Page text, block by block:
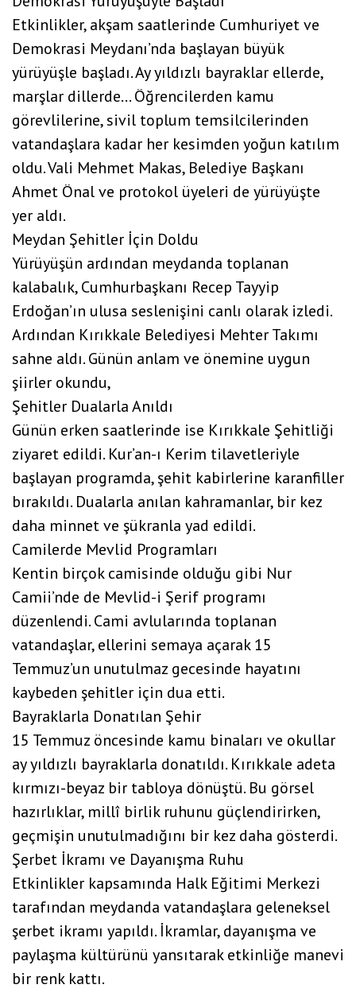
Etkinlikler, akşam saatlerinde Cumhuriyet ve
Demokrasi Meydanı’nda başlayan büyük
yürüyüşle başladı. Ay yıldızlı bayraklar ellerde,
marşlar dillerde... Öğrencilerden kamu
görevlilerine, sivil toplum temsilcilerinden
vatandaşlara kadar her kesimden yoğun katılım
oldu. Vali Mehmet Makas, Belediye Başkanı
Ahmet Önal ve protokol üyeleri de yürüyüşte
yer aldı.
Meydan Şehitler İçin Doldu
Yürüyüşün ardından meydanda toplanan
kalabalık, Cumhurbaşkanı Recep Tayyip
Erdoğan’ın ulusa seslenişini canlı olarak izledi.
Ardından Kırıkkale Belediyesi Mehter Takımı
sahne aldı. Günün anlam ve önemine uygun
şiirler okundu,
Şehitler Dualarla Anıldı
Günün erken saatlerinde ise Kırıkkale Şehitliği
ziyaret edildi. Kur’an-ı Kerim tilavetleriyle
başlayan programda, şehit kabirlerine karanfiller
bırakıldı. Dualarla anılan kahramanlar, bir kez
daha minnet ve şükranla yad edildi.
Camilerde Mevlid Programları
Kentin birçok camisinde olduğu gibi Nur
Camii’nde de Mevlid-i Şerif programı
düzenlendi. Cami avlularında toplanan
vatandaşlar, ellerini semaya açarak 15
Temmuz’un unutulmaz gecesinde hayatını
kaybeden şehitler için dua etti.
Bayraklarla Donatılan Şehir
15 Temmuz öncesinde kamu binaları ve okullar
ay yıldızlı bayraklarla donatıldı. Kırıkkale adeta
kırmızı-beyaz bir tabloya dönüştü. Bu görsel
hazırlıklar, millî birlik ruhunu güçlendirirken,
geçmişin unutulmadığını bir kez daha gösterdi.
Şerbet İkramı ve Dayanışma Ruhu
Etkinlikler kapsamında Halk Eğitimi Merkezi
tarafından meydanda vatandaşlara geleneksel
şerbet ikramı yapıldı. İkramlar, dayanışma ve
paylaşma kültürünü yansıtarak etkinliğe manevi
bir renk kattı.